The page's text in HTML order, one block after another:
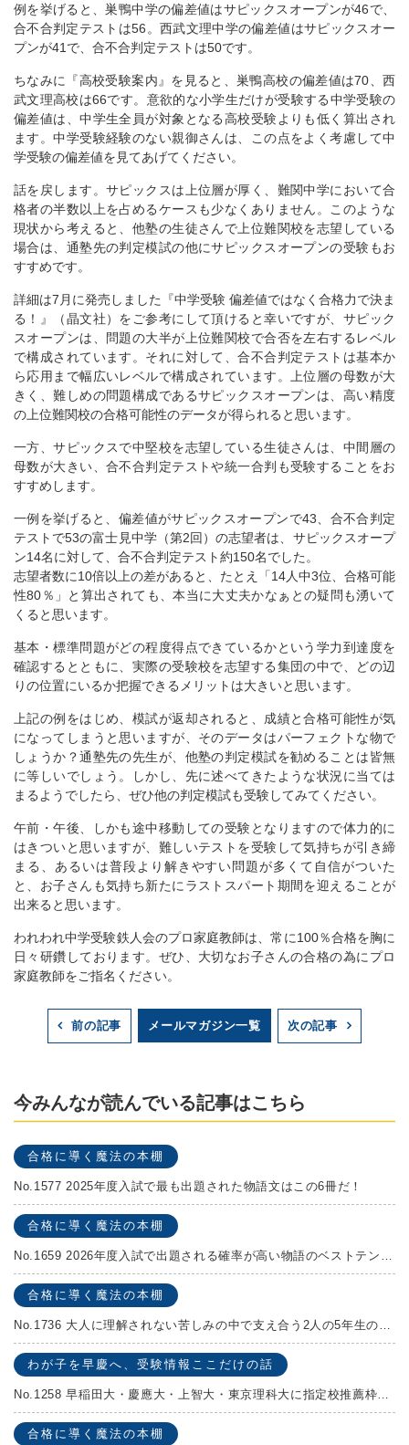
例を挙げると、巣鴨中学の偏差値はサピックスオープンが46で、
合不合判定テストは56。西武文理中学の偏差値はサピックスオー
プンが41で、合不合判定テストは50です。
ちなみに『高校受験案内』を見ると、巣鴨高校の偏差値は70、西
武文理高校は66です。意欲的な小学生だけが受験する中学受験の
偏差値は、中学生全員が対象となる高校受験よりも低く算出され
ます。中学受験経験のない親御さんは、この点をよく考慮して中
学受験の偏差値を見てあげてください。
話を戻します。サピックスは上位層が厚く、難関中学において合
格者の半数以上を占めるケースも少なくありません。このような
現状から考えると、他塾の生徒さんで上位難関校を志望している
場合は、通塾先の判定模試の他にサピックスオープンの受験もお
すすめです。
詳細は7月に発売しました『中学受験 偏差値ではなく合格力で決ま
る！』（晶文社）をご参考にして頂けると幸いですが、サピック
スオープンは、問題の大半が上位難関校で合否を左右するレベル
で構成されています。それに対して、合不合判定テストは基本か
ら応用まで幅広いレベルで構成されています。上位層の母数が大
きく、難しめの問題構成であるサピックスオープンは、高い精度
の上位難関校の合格可能性のデータが得られると思います。
一方、サピックスで中堅校を志望している生徒さんは、中間層の
母数が大きい、合不合判定テストや統一合判も受験することをお
すすめします。
一例を挙げると、偏差値がサピックスオープンで43、合不合判定
テストで53の富士見中学（第2回）の志望者は、サピックスオープ
ン14名に対して、合不合判定テスト約150名でした。
志望者数に10倍以上の差があると、たとえ「14人中3位、合格可能
性80％」と算出されても、本当に大丈夫かなぁとの疑問も湧いて
くると思います。
基本・標準問題がどの程度得点できているかという学力到達度を
確認するとともに、実際の受験校を志望する集団の中で、どの辺
りの位置にいるか把握できるメリットは大きいと思います。
上記の例をはじめ、模試が返却されると、成績と合格可能性が気
になってしまうと思いますが、そのデータはパーフェクトな物で
しょうか？通塾先の先生が、他塾の判定模試を勧めることは皆無
に等しいでしょう。しかし、先に述べてきたような状況に当ては
まるようでしたら、ぜひ他の判定模試も受験してみてください。
午前・午後、しかも途中移動しての受験となりますので体力的に
はきついと思いますが、難しいテストを受験して気持ちが引き締
まる、あるいは普段より解きやすい問題が多くて自信がついた
と、お子さんも気持ち新たにラストスパート期間を迎えることが
出来ると思います。
われわれ中学受験鉄人会のプロ家庭教師は、常に100％合格を胸に
日々研鑽しております。ぜひ、大切なお子さんの合格の為にプロ
家庭教師をご指名ください。
前の記事 メールマガジン一覧 次の記事
今みんなが読んでいる記事はこちら
合格に導く魔法の本棚
No.1577 2025年度入試で最も出題された物語文はこの6冊だ！
合格に導く魔法の本棚
合格に導く魔法の本棚
わが子を早慶へ、受験情報ここだけの話
合格に導く魔法の本棚